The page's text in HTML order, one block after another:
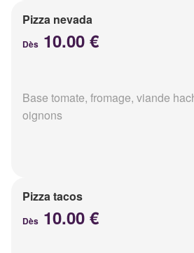
Pizza nevada
Dès 10.00 €
Base tomate, fromage, viande
oignons
Pizza tacos
Dès 10.00 €